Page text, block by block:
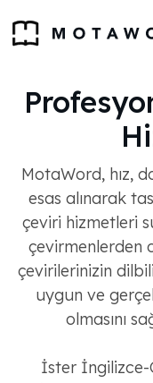
MotaWord, hız,
esas alınarak
çeviri hizmetleri
çevirmenlerden
çevirilerinizin
uygun ve
olmasını
İster İngilizce-